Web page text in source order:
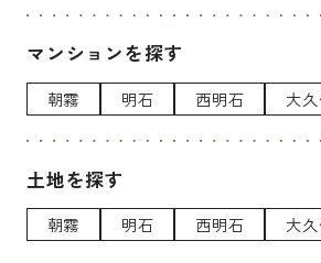
マンションを探す
朝霧 明石 西明石 大
土地を探す
朝霧 明石 西明石 大